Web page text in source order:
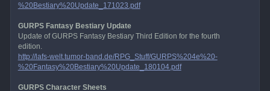
%20Bestiary%20Update_171023.pdf
GURPS Fantasy Bestiary Update
Update of GURPS Fantasy Bestiary Third Edition for the fourth
edition.
http://lafs-welt.tumor-band.de/RPG_Stuff/GURPS%204e%20-
%20Fantasy%20Bestiary%20Update_180104.pdf
GURPS Character Sheets